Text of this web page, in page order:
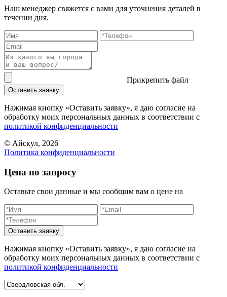
Наш менеджер свяжется с вами для уточнения деталей в
течении дня.
Прикрепить файл
Оставить заявку
Нажимая кнопку «Оставить заявку», я даю согласие на
обработку моих персональных данных в соответствии c
политикой конфиденциальности
© Айскул, 2026
Политика конфиденциальности
Цена по запросу
Оставьте свои данные и мы сообщим вам о цене на
Оставить заявку
Нажимая кнопку «Оставить заявку», я даю согласие на
обработку моих персональных данных в соответствии c
политикой конфиденциальности